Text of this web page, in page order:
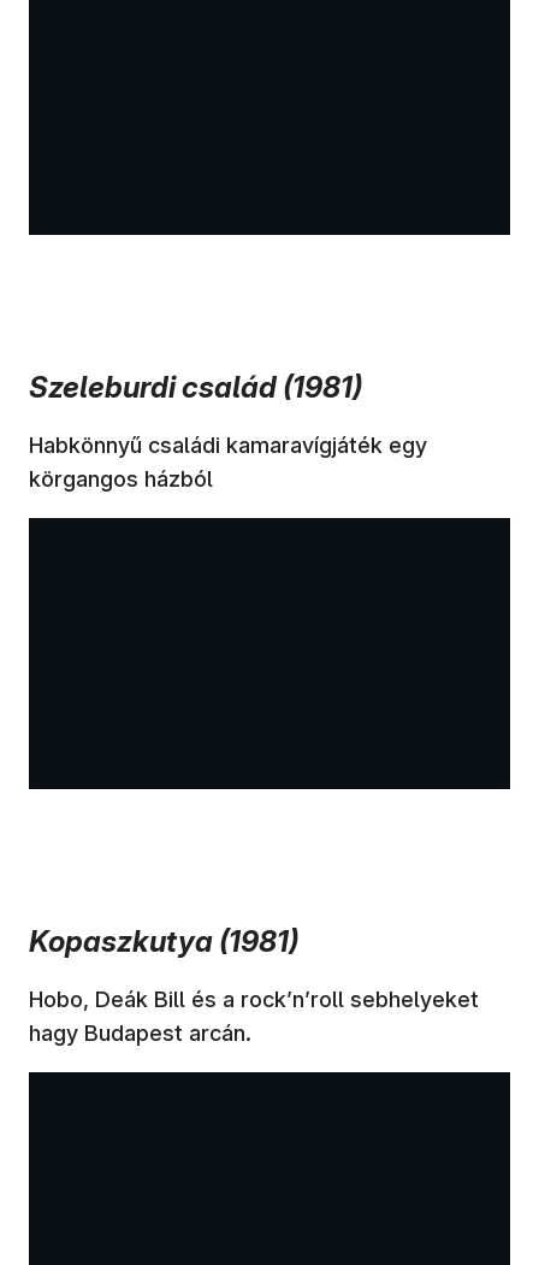
Szeleburdi család (1981)
Habkönnyű családi kamaravígjáték egy
körgangos házból
Kopaszkutya (1981)
Hobo, Deák Bill és a rock’n’roll sebhelyeket
hagy Budapest arcán.